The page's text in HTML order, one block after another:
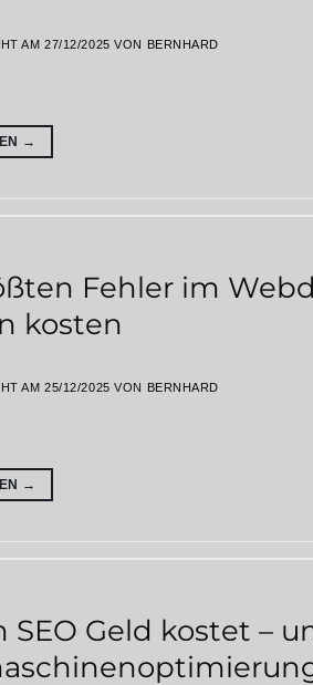
AM27/12/2025 VON BERNHARD
→
Fehler im
kosten
AM25/12/2025 VON BERNHARD
→
SEO Geld kostet –